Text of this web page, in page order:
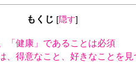
もくじ [隠す]
「健康」であることは必須
、得意なこと、好きなことを見